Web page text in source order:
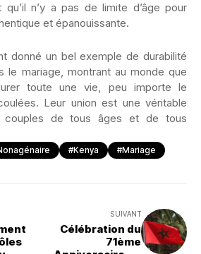
qu’il n’y a pas de limite d’âge pour
et épanouissante.
donné un bel exemple de durabilité
le mariage, montrant au monde que
toute une vie, peu importe le
Leur union est une véritable
couples de tous âges et de tous
#Kenya #Mariage
SUIVANT
Célébration du
71ème